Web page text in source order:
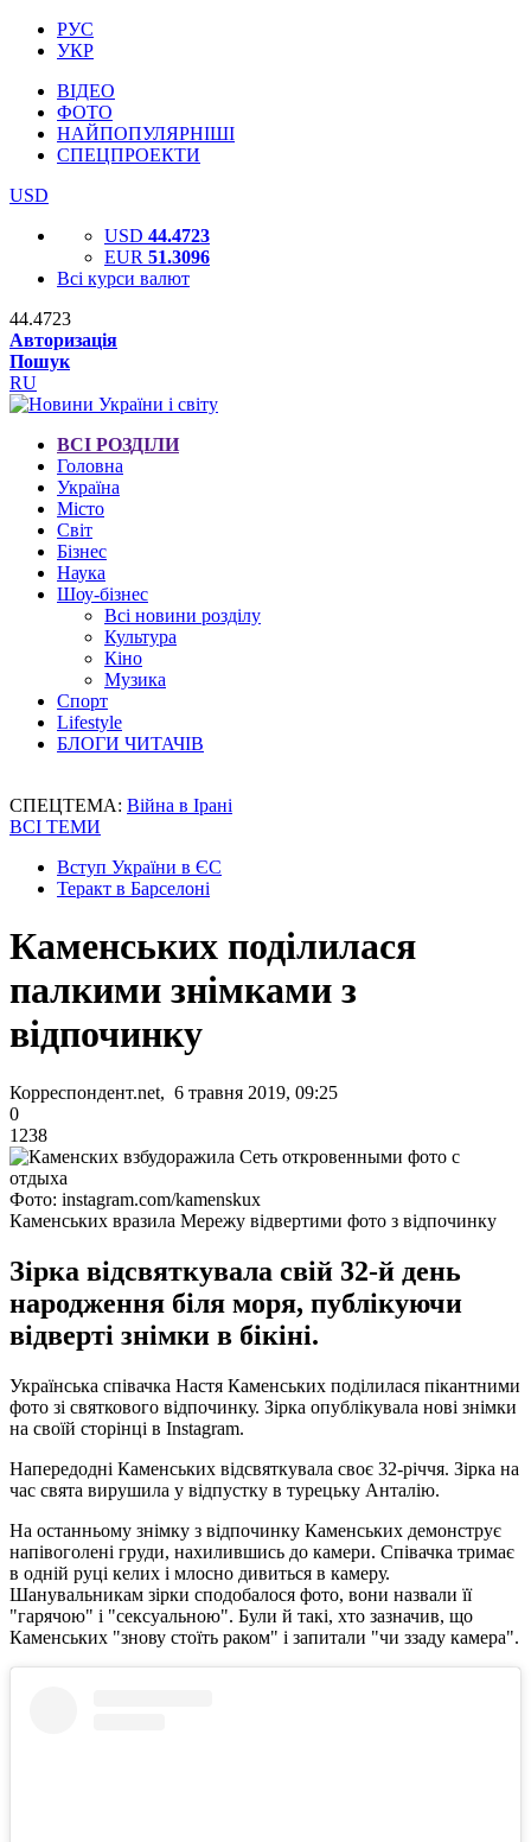
РУС
УКР
ВІДЕО
ФОТО
НАЙПОПУЛЯРНІШІ
СПЕЦПРОЕКТИ
USD
USD 44.4723
EUR 51.3096
Всі курси валют
44.4723
Авторизація
Пошук
RU
ВСІ РОЗДІЛИ
Головна
Україна
Місто
Світ
Бізнес
Наука
Шоу-бізнес
Всі новини розділу
Культура
Кіно
Музика
Спорт
Lifestyle
БЛОГИ ЧИТАЧІВ
СПЕЦТЕМА: Війна в Ірані
ВСІ ТЕМИ
Вступ України в ЄС
Теракт в Барселоні
Каменських поділилася
палкими знімками з
відпочинку
Корреспондент.net, 6 травня 2019, 09:25
0
1238
Фото: instagram.com/kamenskux
Каменських вразила Мережу відвертими фото з відпочинку
Зірка відсвяткувала свій 32-й день
народження біля моря, публікуючи
відверті знімки в бікіні.
Українська співачка Настя Каменських поділилася пікантними
фото зі святкового відпочинку. Зірка опублікувала нові знімки
на своїй сторінці в Instagram.
Напередодні Каменських відсвяткувала своє 32-річчя. Зірка на
час свята вирушила у відпустку в турецьку Анталію.
На останньому знімку з відпочинку Каменських демонструє
напівоголені груди, нахилившись до камери. Співачка тримає
в одній руці келих і млосно дивиться в камеру.
Шанувальникам зірки сподобалося фото, вони назвали її
"гарячою" і "сексуальною". Були й такі, хто зазначив, що
Каменських "знову стоїть раком" і запитали "чи ззаду камера".